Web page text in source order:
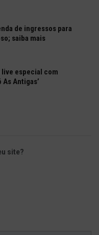
de ingressos para
saiba mais
especial com
Antigas’
site?